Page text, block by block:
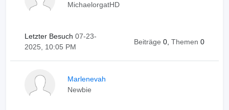
MichaelorgatHD
Letzter Besuch 07-23-
2025, 10:05 PM
Beiträge 0, Themen 0
Marlenevah
Newbie